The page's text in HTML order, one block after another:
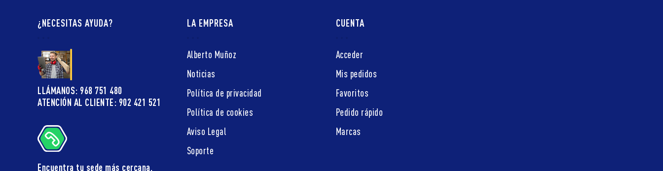
¿NECESITAS AYUDA?
LLÁMANOS: 968 751 480
ATENCIÓN AL CLIENTE: 902 421 521
Encuentra tu sede más cercana.
LA EMPRESA
Alberto Muñoz
Noticias
Política de privacidad
Política de cookies
Aviso Legal
Soporte
CUENTA
Acceder
Mis pedidos
Favoritos
Pedido rápido
Marcas